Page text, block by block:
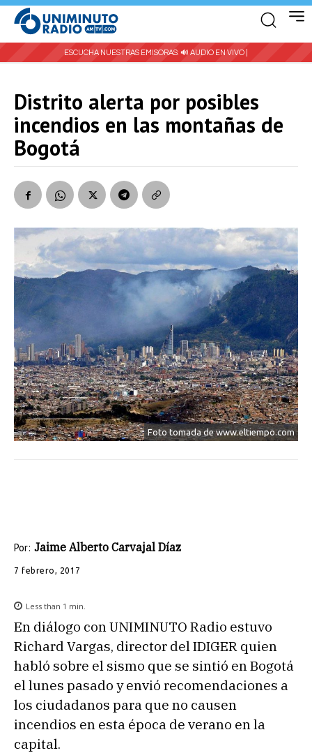
ESCUCHA NUESTRAS EMISORAS: 🔊 AUDIO EN VIVO |
Distrito alerta por posibles
incendios en las montañas de
Bogotá
Foto tomada de www.eltiempo.com
Por: Jaime Alberto Carvajal Díaz
7 febrero, 2017
Less than 1 min.
En diálogo con UNIMINUTO Radio estuvo
Richard Vargas, director del IDIGER quien
habló sobre el sismo que se sintió en Bogotá
el lunes pasado y envió recomendaciones a
los ciudadanos para que no causen
incendios en esta época de verano en la
capital.